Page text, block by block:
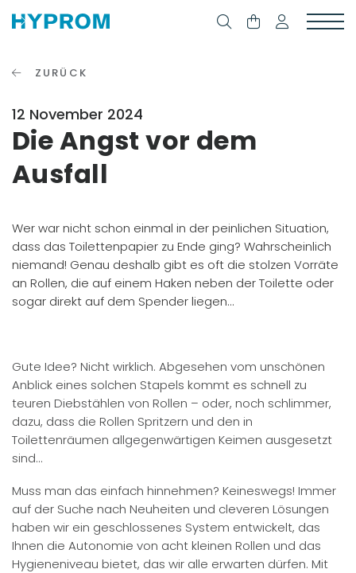
ZURÜCK
12 November 2024
Die Angst vor dem
Ausfall
Wer war nicht schon einmal in der peinlichen Situation,
dass das Toilettenpapier zu Ende ging? Wahrscheinlich
niemand! Genau deshalb gibt es oft die stolzen Vorräte
an Rollen, die auf einem Haken neben der Toilette oder
sogar direkt auf dem Spender liegen…
Gute Idee? Nicht wirklich. Abgesehen vom unschönen
Anblick eines solchen Stapels kommt es schnell zu
teuren Diebstählen von Rollen – oder, noch schlimmer,
dazu, dass die Rollen Spritzern und den in
Toilettenräumen allgegenwärtigen Keimen ausgesetzt
sind…
Muss man das einfach hinnehmen? Keineswegs! Immer
auf der Suche nach Neuheiten und cleveren Lösungen
haben wir ein geschlossenes System entwickelt, das
Ihnen die Autonomie von acht kleinen Rollen und das
Hygieneniveau bietet, das wir alle erwarten dürfen. Mit